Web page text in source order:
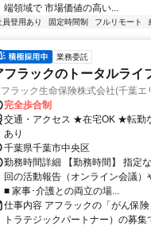
端領域で 市場価値の高い...
員登用あり 固定時間制 フルリモート
業務委託
フラックのトータルライ
ラック生命保険株式会社(千葉エ
完全歩合制
交通・アクセス ★在宅OK ★転勤
あり
千葉県千葉市中央区
勤務時間詳細 【勤務時間】 指定
回の活動報告（オンライン会議）
■ 家事･介護との両立の場...
仕事内容 アフラックの「がん保
トラテジックパートナー）の募